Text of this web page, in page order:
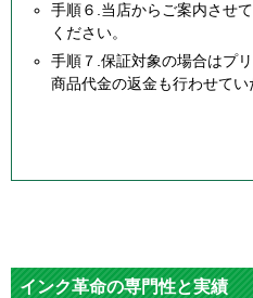
手順６.当店からご案内させ
ください。
手順７.保証対象の場合はプ
商品代金の返金も行わせてい
インク革命の専門性と実績